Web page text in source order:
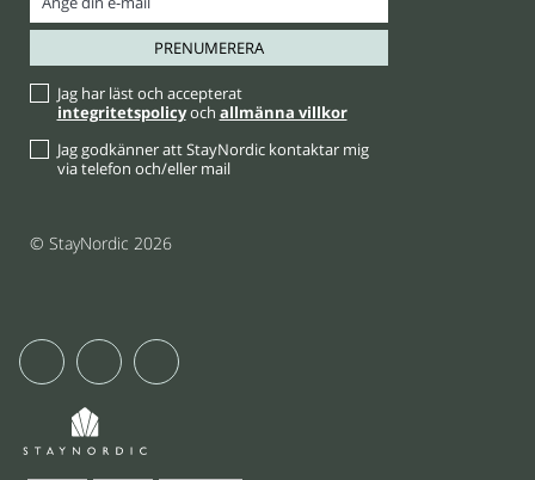
Jag har läst och accepterat
integritetspolicyoch allmänna villkor
Jag godkänner att StayNordic kontaktar mig
via telefon och/eller mail
© StayNordic 2026